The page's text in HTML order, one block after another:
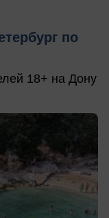
по
18+ на Дону